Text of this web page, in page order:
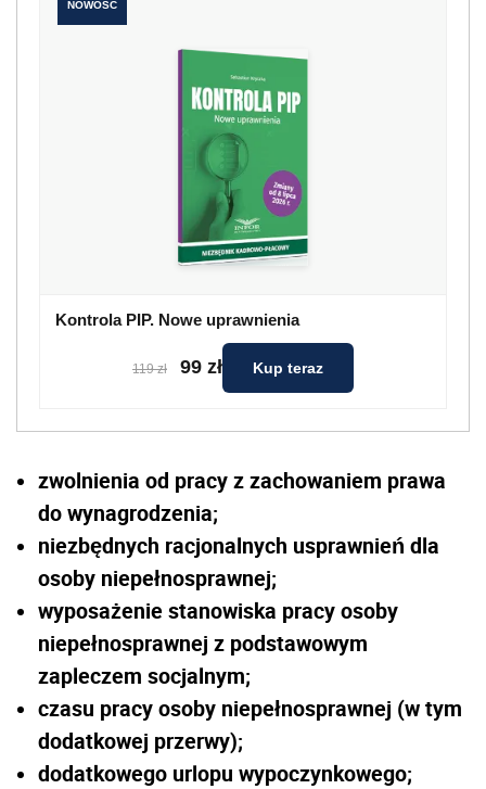
NOWOŚĆ
Kontrola PIP. Nowe uprawnienia
119 zł 99 zł Kup teraz
zwolnienia od pracy z zachowaniem prawa
do wynagrodzenia;
niezbędnych racjonalnych usprawnień dla
osoby niepełnosprawnej;
wyposażenie stanowiska pracy osoby
niepełnosprawnej z podstawowym
zapleczem socjalnym;
czasu pracy osoby niepełnosprawnej (w tym
dodatkowej przerwy);
dodatkowego urlopu wypoczynkowego;